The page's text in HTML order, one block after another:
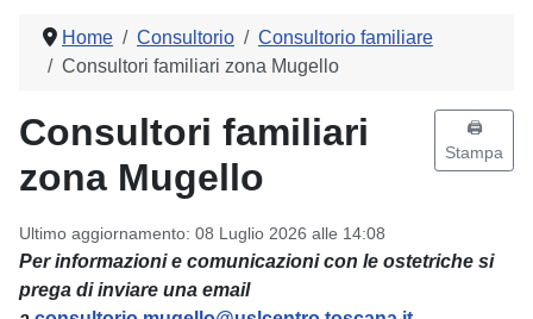
Home Consultorio
Consultorio familiare
Consultori familiari zona Mugello
Consultori familiari
zona Mugello
Ultimo aggiornamento: 08 Luglio 2026 alle 14:08
🖨️
Stampa
Per informazioni e comunicazioni con le ostetriche si
prega di inviare una email